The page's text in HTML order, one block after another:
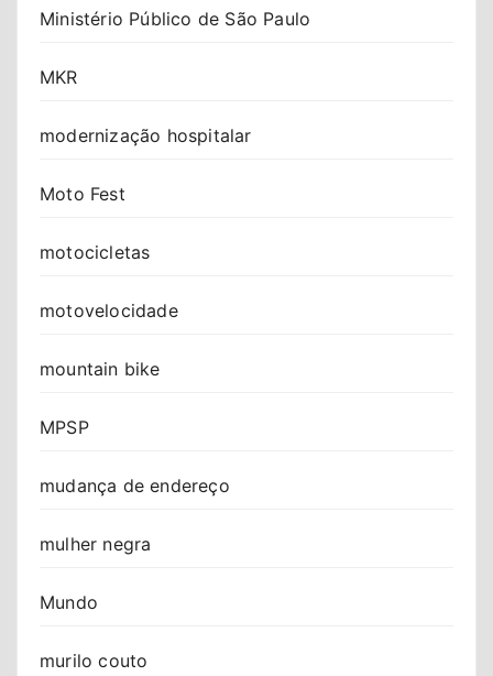
Ministério Público de São Paulo
MKR
modernização hospitalar
Moto Fest
motocicletas
motovelocidade
mountain bike
MPSP
mudança de endereço
mulher negra
Mundo
murilo couto